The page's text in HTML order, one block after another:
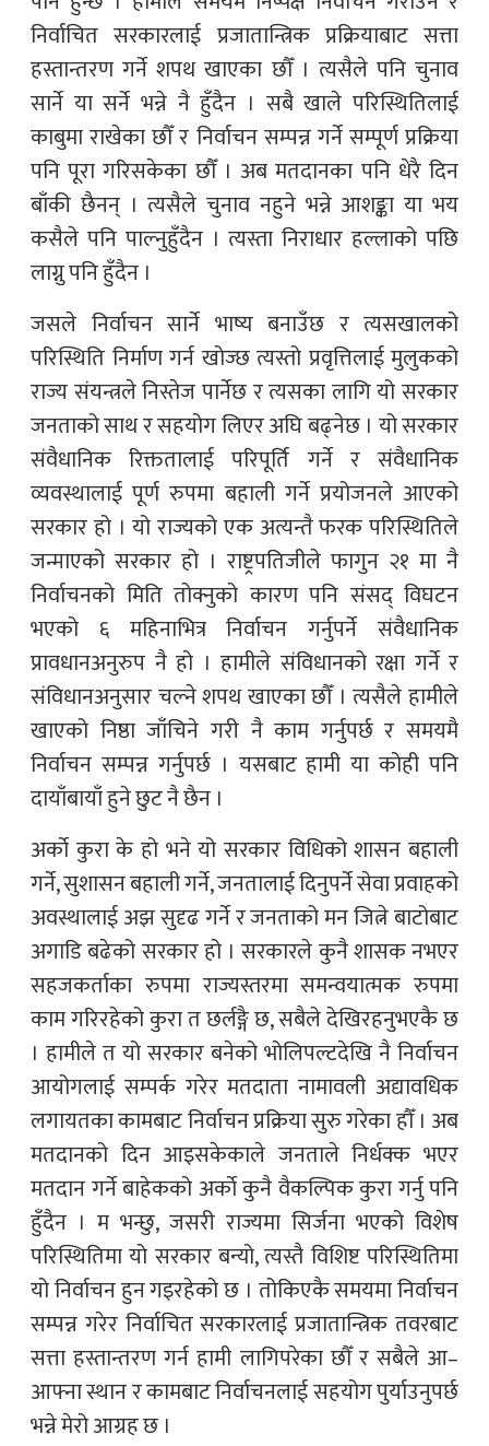
निर्वाचित सरकारलाई प्रजातान्त्रिक प्रक्रियाबाट सत्ता
हस्तान्तरण गर्ने शपथ खाएका छौँ । त्यसैले पनि चुनाव
सार्ने या सर्ने भन्ने नै हुँदैन । सबै खाले परिस्थितिलाई
काबुमा राखेका छौँ र निर्वाचन सम्पन्न गर्ने सम्पूर्ण प्रक्रिया
पनि पूरा गरिसकेका छौँ । अब मतदानका पनि धेरै दिन
बाँकी छैनन् । त्यसैले चुनाव नहुने भन्ने आशङ्का या भय
कसैले पनि पाल्नुहुँदैन । त्यस्ता निराधार हल्लाको पछि
लाग्नु पनि हुँदैन ।
जसले निर्वाचन सार्ने भाष्य बनाउँछ र त्यसखालको
परिस्थिति निर्माण गर्न खोज्छ त्यस्तो प्रवृत्तिलाई मुलुकको
राज्य संयन्त्रले निस्तेज पार्नेछ र त्यसका लागि यो सरकार
जनताको साथ र सहयोग लिएर अघि बढ्नेछ । यो सरकार
संवैधानिक रिक्ततालाई परिपूर्ति गर्ने र संवैधानिक
व्यवस्थालाई पूर्ण रुपमा बहाली गर्ने प्रयोजनले आएको
सरकार हो । यो राज्यको एक अत्यन्तै फरक परिस्थितिले
जन्माएको सरकार हो । राष्ट्रपतिजीले फागुन २१ मा नै
निर्वाचनको मिति तोक्नुको कारण पनि संसद् विघटन
भएको ६ महिनाभित्र निर्वाचन गर्नुपर्ने संवैधानिक
प्रावधानअनुरुप नै हो । हामीले संविधानको रक्षा गर्ने र
संविधानअनुसार चल्ने शपथ खाएका छौँ । त्यसैले हामीले
खाएको निष्ठा जाँचिने गरी नै काम गर्नुपर्छ र समयमै
निर्वाचन सम्पन्न गर्नुपर्छ । यसबाट हामी या कोही पनि
दायाँबायाँ हुने छुट नै छैन ।
अर्काे कुरा के हो भने यो सरकार विधिको शासन बहाली
गर्ने, सुशासन बहाली गर्ने, जनतालाई दिनुपर्ने सेवा प्रवाहको
अवस्थालाई अझ सुदृढ गर्ने र जनताको मन जित्ने बाटोबाट
अगाडि बढेको सरकार हो । सरकारले कुनै शासक नभएर
सहजकर्ताका रुपमा राज्यस्तरमा समन्वयात्मक रुपमा
काम गरिरहेको कुरा त छर्लङ्गै छ, सबैले देखिरहनुभएकै छ
। हामीले त यो सरकार बनेको भोलिपल्टदेखि नै निर्वाचन
आयोगलाई सम्पर्क गरेर मतदाता नामावली अद्यावधिक
लगायतका कामबाट निर्वाचन प्रक्रिया सुरु गरेका हौँ । अब
मतदानको दिन आइसकेकाले जनताले निर्धक्क भएर
मतदान गर्ने बाहेकको अर्काे कुनै वैकल्पिक कुरा गर्नु पनि
हुँदैन । म भन्छु, जसरी राज्यमा सिर्जना भएको विशेष
परिस्थितिमा यो सरकार बन्यो, त्यस्तै विशिष्ट परिस्थितिमा
यो निर्वाचन हुन गइरहेको छ । तोकिएकै समयमा निर्वाचन
सम्पन्न गरेर निर्वाचित सरकारलाई प्रजातान्त्रिक तवरबाट
सत्ता हस्तान्तरण गर्न हामी लागिपरेका छौँ र सबैले आ–
आफ्ना स्थान र कामबाट निर्वाचनलाई सहयोग पुर्याउनुपर्छ
भन्ने मेरो आग्रह छ ।